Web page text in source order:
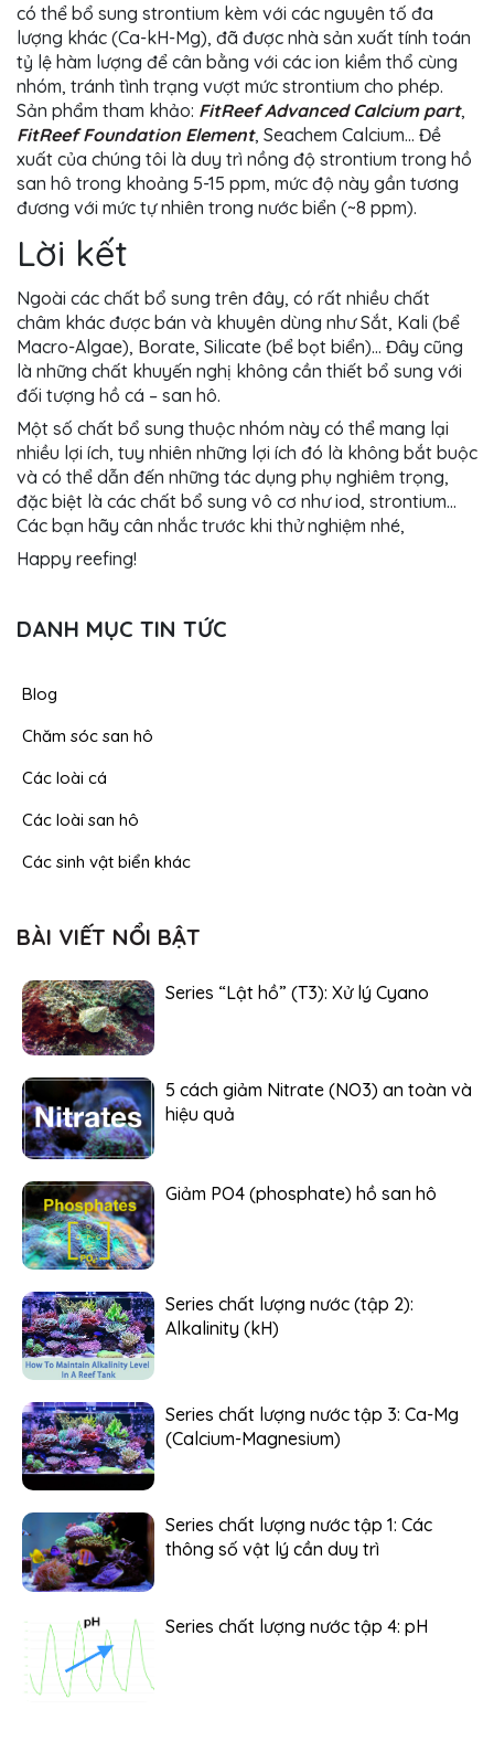
có thể bổ sung strontium kèm với các nguyên tố đa
lượng khác (Ca-kH-Mg), đã được nhà sản xuất tính toán
tỷ lệ hàm lượng để cân bằng với các ion kiềm thổ cùng
nhóm, tránh tình trạng vượt mức strontium cho phép.
Sản phẩm tham khảo: FitReef Advanced Calcium part,
FitReef Foundation Element, Seachem Calcium… Đề
xuất của chúng tôi là duy trì nồng độ strontium trong hồ
san hô trong khoảng 5-15 ppm, mức độ này gần tương
đương với mức tự nhiên trong nước biển (~8 ppm).
Lời kết
Ngoài các chất bổ sung trên đây, có rất nhiều chất
châm khác được bán và khuyên dùng như Sắt, Kali (bể
Macro-Algae), Borate, Silicate (bể bọt biển)… Đây cũng
là những chất khuyến nghị không cần thiết bổ sung với
đối tượng hồ cá – san hô.
Một số chất bổ sung thuộc nhóm này có thể mang lại
nhiều lợi ích, tuy nhiên những lợi ích đó là không bắt buộc
và có thể dẫn đến những tác dụng phụ nghiêm trọng,
đặc biệt là các chất bổ sung vô cơ như iod, strontium…
Các bạn hãy cân nhắc trước khi thử nghiệm nhé,
Happy reefing!
DANH MỤC TIN TỨC
Blog
Chăm sóc san hô
Các loài cá
Các loài san hô
Các sinh vật biển khác
BÀI VIẾT NỔI BẬT
Series “Lật hồ” (T3): Xử lý Cyano
5 cách giảm Nitrate (NO3) an toàn và
hiệu quả
Giảm PO4 (phosphate) hồ san hô
Series chất lượng nước (tập 2):
Alkalinity (kH)
Series chất lượng nước tập 3: Ca-Mg
(Calcium-Magnesium)
Series chất lượng nước tập 1: Các
thông số vật lý cần duy trì
Series chất lượng nước tập 4: pH